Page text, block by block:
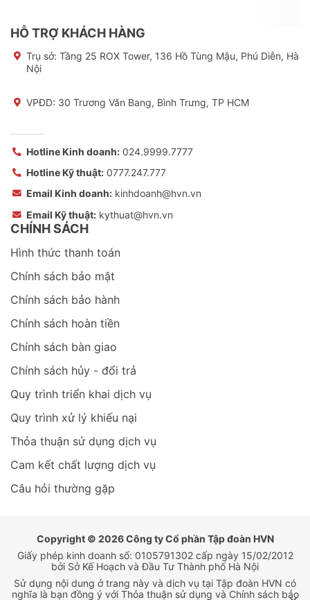
HỖ TRỢ KHÁCH HÀNG
Trụ sở: Tầng 25 ROX Tower, 136 Hồ Tùng Mậu, Phú Diễn, Hà
Nội
VPĐD: 30 Trương Văn Bang, Bình Trưng, TP HCM
Hotline Kinh doanh: 024.9999.7777
Hotline Kỹ thuật: 0777.247.777
Email Kinh doanh: kinhdoanh@hvn.vn
Email Kỹ thuật: kythuat@hvn.vn
CHÍNH SÁCH
Hình thức thanh toán
Chính sách bảo mật
Chính sách bảo hành
Chính sách hoàn tiền
Chính sách bàn giao
Chính sách hủy - đổi trả
Quy trình triển khai dịch vụ
Quy trình xử lý khiếu nại
Thỏa thuận sử dụng dịch vụ
Cam kết chất lượng dịch vụ
Câu hỏi thường gặp
Copyright © 2026 Công ty Cổ phần Tập đoàn HVN
Giấy phép kinh doanh số: 0105791302 cấp ngày 15/02/2012
bởi Sở Kế Hoạch và Đầu Tư Thành phố Hà Nội
Sử dụng nội dung ở trang này và dịch vụ tại Tập đoàn HVN có
nghĩa là bạn đồng ý với Thỏa thuận sử dụng và Chính sách bảo